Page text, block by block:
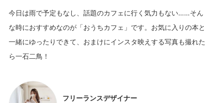
今日は雨で予定もなし、話題のカフェに行く気力もない……そん
な時におすすめなのが「おうちカフェ」です。お気に入りの本と
一緒にゆったりできて、おまけにインスタ映えする写真も撮れた
フリーランスデザイナー